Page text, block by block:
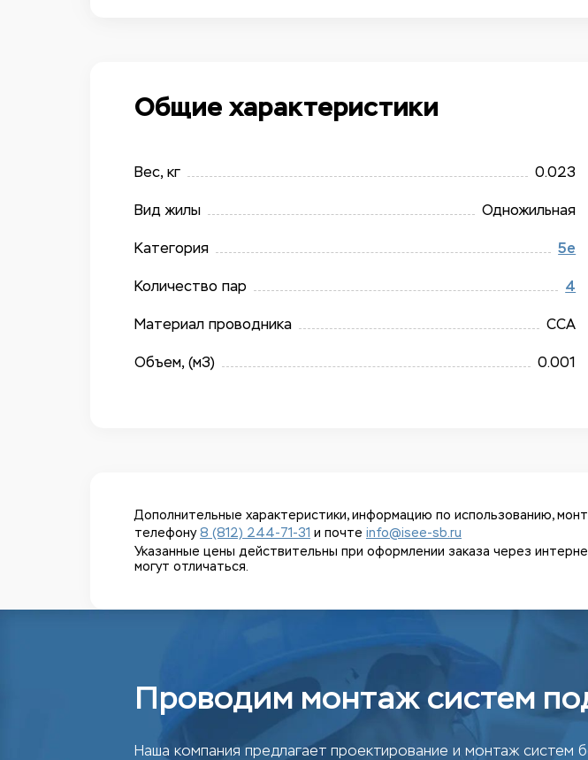
Общие характеристики
Вес, кг 0.023
Вид жилы Одножильная
Категория 5e
Количество пар 4
Материал проводника ССА
Объем, (м3) 0.001
Дополнительные характеристики, информацию по использованию,
телефону8 (812) 244-71-31 и почте info@isee-sb.ru
Указанные цены действительны при оформлении заказа через
могут отличаться.
Проводим монтаж систем
Наша компания предлагает проектирование и монтаж систем